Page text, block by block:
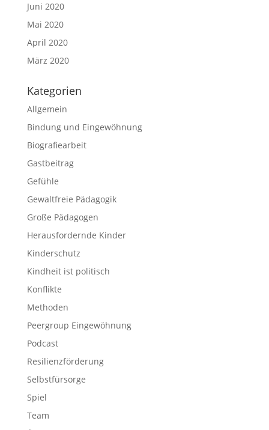
Juni 2020
Mai 2020
April 2020
März 2020
Kategorien
Allgemein
Bindung und Eingewöhnung
Biografiearbeit
Gastbeitrag
Gefühle
Gewaltfreie Pädagogik
Große Pädagogen
Herausfordernde Kinder
Kinderschutz
Kindheit ist politisch
Konflikte
Methoden
Peergroup Eingewöhnung
Podcast
Resilienzförderung
Selbstfürsorge
Spiel
Team